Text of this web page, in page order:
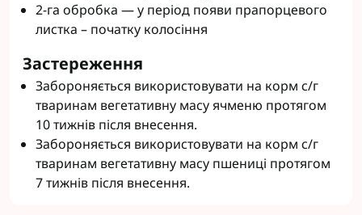
2-га обробка — у період появи прапорцевого
листка – початку колосіння
Застереження
Забороняється використовувати на корм с/г
тваринам вегетативну масу ячменю протягом
10 тижнів після внесення.
Забороняється використовувати на корм с/г
тваринам вегетативну масу пшениці протягом
7 тижнів після внесення.